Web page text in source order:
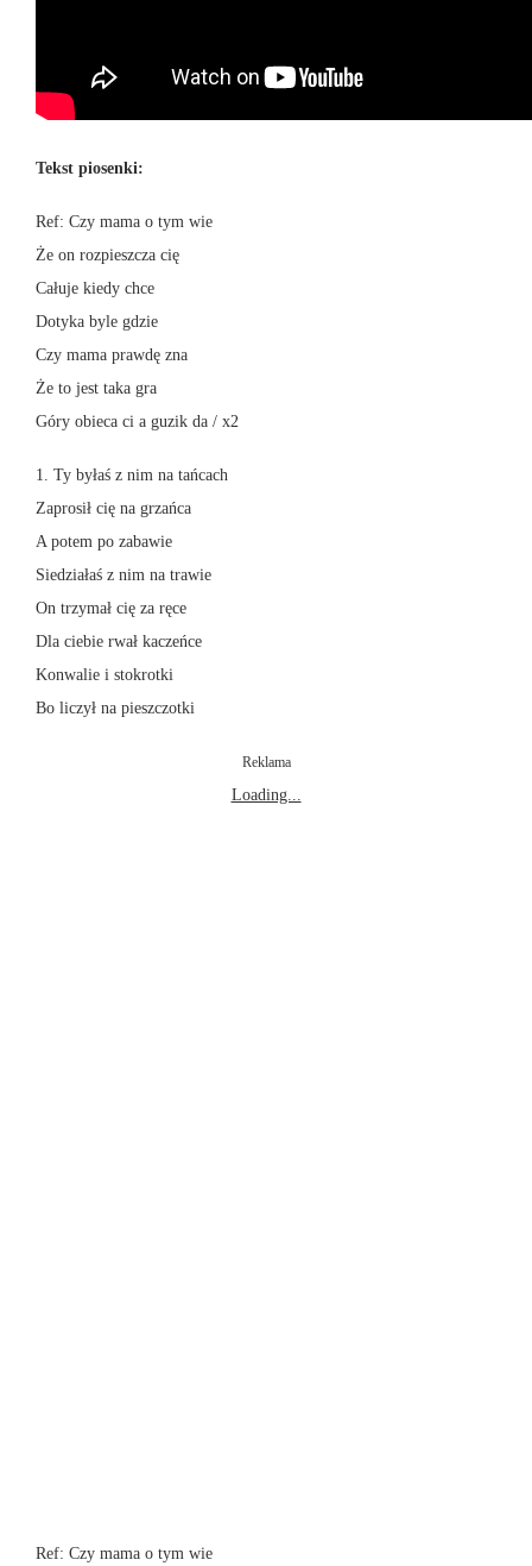
Tekst piosenki:
Ref: Czy mama o tym wie
Że on rozpieszcza cię
Całuje kiedy chce
Dotyka byle gdzie
Czy mama prawdę zna
Że to jest taka gra
Góry obieca ci a guzik da / x2
1. Ty byłaś z nim na tańcach
Zaprosił cię na grzańca
A potem po zabawie
Siedziałaś z nim na trawie
On trzymał cię za ręce
Dla ciebie rwał kaczeńce
Konwalie i stokrotki
Bo liczył na pieszczotki
Reklama
Loading...
Ref: Czy mama o tym wie